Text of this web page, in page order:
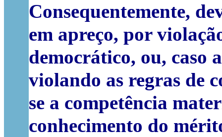
Consequentemente,
em apreço, por
democrático, ou, caso
violando as regras de
se a competência
conhecimento do